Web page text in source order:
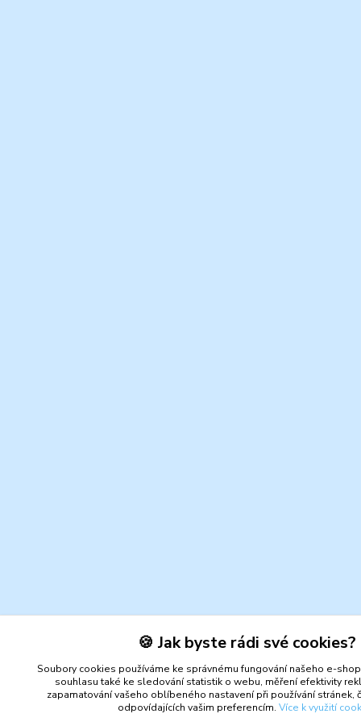
🍪 Jak byste rádi své cookies?
Soubory cookies používáme ke správnému fungování našeho e-
souhlasu také ke sledování statistik o webu, měření efektivity
zapamatování vašeho oblíbeného nastavení při používání stránek,
odpovídajících vašim preferencím. Více k využití